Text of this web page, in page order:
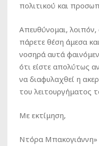
πολιτικού και
Απευθύνομαι,
πάρετε θέση άμεσα
νοσηρά αυτά
ότι είστε απολύτως
να διαφυλαχθεί η
του λειτουργήματος
Με εκτίμηση,
Ντόρα Μπακογιάννη»